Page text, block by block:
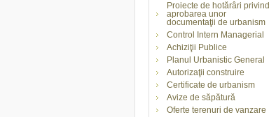
Proiecte de hotărâri privind
aprobarea unor
documentaţii de urbanism
Control Intern Managerial
Achiziţii Publice
Planul Urbanistic General
Autorizaţii construire
Certificate de urbanism
Avize de săpătură
Oferte terenuri de vanzare